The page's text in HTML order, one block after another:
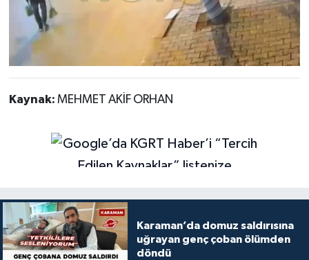
Kaynak: MEHMET AKİF ORHAN
Karaman’da domuz saldırısına
uğrayan genç çoban ölümden
döndü